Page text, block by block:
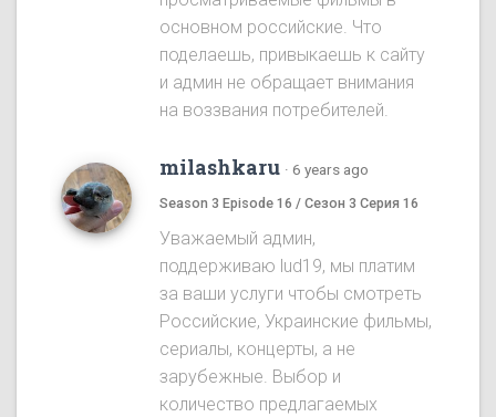
основном российские. Что
поделаешь, привыкаешь к сайту
и админ не обращает внимания
на воззвания потребителей.
milashkaru · 6 years ago
Season 3 Episode 16 / Сезон 3 Серия 16
Уважаемый админ,
поддерживаю lud19, мы платим
за ваши услуги чтобы смотреть
Российские, Украинские фильмы,
сериалы, концерты, а не
зарубежные. Выбор и
количество предлагаемых